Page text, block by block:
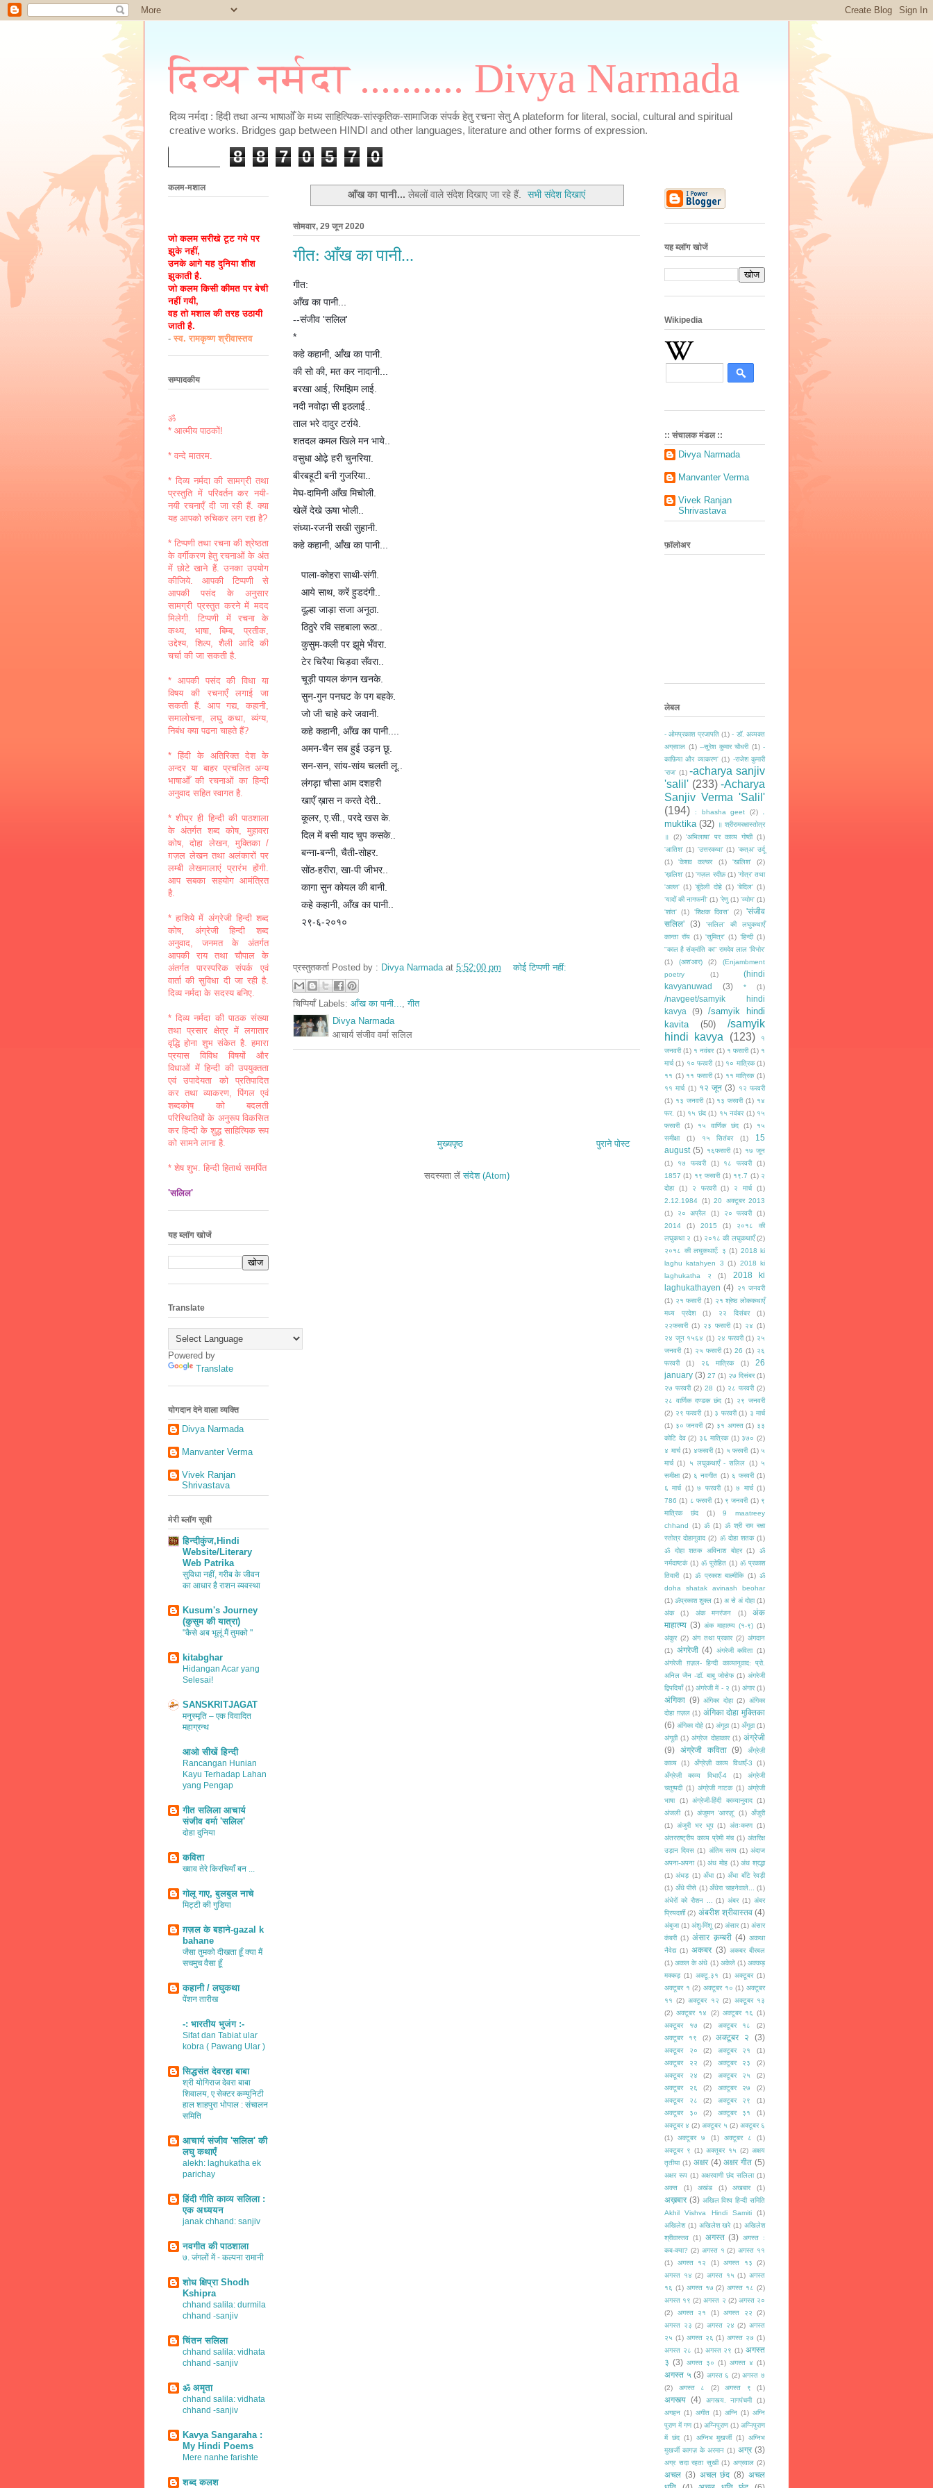
दिव्य नर्मदा .......... Divya Narmada
दिव्य नर्मदा : हिंदी तथा अन्य भाषाओँ के मध्य साहित्यिक-सांस्कृतिक-सामाजिक संपर्क हेतु रचना सेतु A plateform for literal, social, cultural and spiritual
creative works. Bridges gap between HINDI and other languages, literature and other forms of expression.
8 8 7 0 5 7 0
आँख का पानी... लेबलों वाले संदेश दिखाए जा रहे हैं. सभी संदेश दिखाएं
सोमवार, 29 जून 2020
गीत: आँख का पानी...
गीत:
आँख का पानी...
--संजीव 'सलिल'
*
कहे कहानी, आँख का पानी.
की सो की, मत कर नादानी...
बरखा आई, रिमझिम लाई.
नदी नवोढ़ा सी इठलाई..
ताल भरे दादुर टर्राये.
शतदल कमल खिले मन भाये..
वसुधा ओढ़े हरी चुनरिया.
बीरबहूटी बनी गुजरिया..
मेघ-दामिनी आँख मिचोली.
खेलें देखे ऊषा भोली..
संध्या-रजनी सखी सुहानी.
कहे कहानी, आँख का पानी...
पाला-कोहरा साथी-संगी.
आये साथ, करें हुडदंगी..
दूल्हा जाड़ा सजा अनूठा.
ठिठुरे रवि सहबाला रूठा..
कुसुम-कली पर झूमे भँवरा.
टेर चिरैया चिड़वा सँवरा..
चूड़ी पायल कंगन खनके.
सुन-गुन पनघट के पग बहके.
जो जी चाहे करे जवानी.
कहे कहानी, आँख का पानी....
अमन-चैन सब हुई उड़न छू.
सन-सन, सांय-सांय चलती लू..
लंगड़ा चौसा आम दशहरी
खाएँ ख़ास न करते देरी..
कूलर, ए.सी., परदे खस के.
दिल में बसी याद चुप कसके..
बन्ना-बन्नी, चैती-सोहर.
सोंठ-हरीरा, खा-पी जीभर..
कागा सुन कोयल की बानी.
कहे कहानी, आँख का पानी..
२९-६-२०१०
प्रस्तुतकर्ता Posted by : Divya Narmada at 5:52:00 pm कोई टिप्पणी नहीं:
चिप्पियाँ Labels: आँख का पानी...,गीत
Divya Narmada
आचार्य संजीव वर्मा सलिल
पुराने पोस्ट
मुख्यपृष्ठ
सदस्यता लेंसंदेश (Atom)
कलम-मशाल
जो कलम सरीखे टूट गये पर
झुके नहीं,
उनके आगे यह दुनिया शीश
झुकाती है.
जो कलम किसी कीमत पर बेची
नहीं गयी,
वह तो मशाल की तरह उठायी
जाती है.
- स्व. रामकृष्ण श्रीवास्तव
सम्पादकीय
ॐ
* आत्मीय पाठकों!
* वन्दे मातरम.
* दिव्य नर्मदा की सामग्री तथा
प्रस्तुति में परिवर्तन कर नयी-
नयी रचनाएँ दी जा रही हैं. क्या
यह आपको रुचिकर लग रहा है?
* टिप्पणी तथा रचना की श्रेष्ठता
के वर्गीकरण हेतु रचनाओं के अंत
में छोटे खाने हैं. उनका उपयोग
कीजिये. आपकी टिप्पणी से
आपकी पसंद के अनुसार
सामग्री प्रस्तुत करने में मदद
मिलेगी. टिप्पणी में रचना के
कथ्य, भाषा, बिम्ब, प्रतीक,
उद्देश्य, शिल्प, शैली आदि की
चर्चा की जा सकती है.
* आपकी पसंद की विधा या
विषय की रचनाएँ लगाई जा
सकती हैं. आप गद्य, कहानी,
समालोचना, लघु कथा, व्यंग्य,
निबंध क्या पढना चाहते हैं?
* हिंदी के अतिरिक्त देश के
अन्दर या बाहर प्रचलित अन्य
भाषाओँ की रचनाओं का हिन्दी
अनुवाद सहित स्वागत है.
* शीघ्र ही हिन्दी की पाठशाला
के अंतर्गत शब्द कोष, मुहावरा
कोष, दोहा लेखन, मुक्तिका /
ग़ज़ल लेखन तथा अलंकारों पर
लम्बी लेखमालाएं प्रारंभ होंगी.
आप सबका सहयोग आमंत्रित
है.
* हाशिये में अंग्रेजी हिन्दी शब्द
कोष, अंग्रेजी हिन्दी शब्द
अनुवाद, जनमत के अंतर्गत
आपकी राय तथा चौपाल के
अंतर्गत पारस्परिक संपर्क एवं
वार्ता की सुविधा दी जा रही है.
दिव्य नर्मदा के सदस्य बनिए.
* दिव्य नर्मदा की पाठक संख्या
तथा प्रसार क्षेत्र में लगातार
वृद्धि होना शुभ संकेत है. हमारा
प्रयास विविध विषयों और
विधाओं में हिन्दी की उपयुक्तता
एवं उपादेयता को प्रतिपादित
कर तथा व्याकरण, पिंगल एवं
शब्दकोष को बदलती
परिस्थितियों के अनुरूप विकसित
कर हिन्दी के शुद्ध साहित्यिक रूप
को सामने लाना है.
* शेष शुभ. हिन्दी हितार्थ समर्पित
'सलिल'
यह ब्लॉग खोजें
Translate
Powered by
Translate
योगदान देने वाला व्यक्ति
Divya Narmada
Manvanter Verma
Vivek Ranjan
Shrivastava
मेरी ब्लॉग सूची
हिन्दीकुंज,Hindi
Website/Literary
Web Patrika
सुविधा नहीं, गरीब के जीवन
का आधार है राशन व्यवस्था
Kusum's Journey
(कुसुम की यात्रा)
"कैसे अब भूलूं मैं तुमको "
kitabghar
Hidangan Acar yang
Selesai!
SANSKRITJAGAT
मनुस्मृति – एक विवादित
महाग्रन्थ
आओ सीखें हिन्दी
Rancangan Hunian
Kayu Terhadap Lahan
yang Pengap
गीत सलिला आचार्य
संजीव वर्मा 'सलिल'
दोहा दुनिया
कविता
ख्वाव तेरे किरचियाँ बन ...
गोलू गाए, बुलबुल नाचे
मिट्टी की गुडिया
ग़ज़ल के बहाने-gazal k
bahane
जैसा तुमको दीखता हूँ क्या मैं
सचमुच वैसा हूँ
कहानी / लघुकथा
पेंशन तारीख
-: भारतीय भुजंग :-
Sifat dan Tabiat ular
kobra ( Pawang Ular )
सिद्धसंत देवरहा बाबा
श्री योगिराज देवरा बाबा
शिवालय, ए सेक्टर कम्युनिटी
हाल शाहपुरा भोपाल : संचालन
समिति
आचार्य संजीव 'सलिल' की
लघु कथाएँ
alekh: laghukatha ek
parichay
हिंदी गीति काव्य सलिला :
एक अध्ययन
janak chhand: sanjiv
नवगीत की पाठशाला
७. जंगलों में - कल्पना रामानी
शोध क्षिप्रा Shodh
Kshipra
chhand salila: durmila
chhand -sanjiv
चिंतन सलिला
chhand salila: vidhata
chhand -sanjiv
ॐ अमृता
chhand salila: vidhata
chhand -sanjiv
Kavya Sangaraha :
My Hindi Poems
Mere nanhe farishte
शब्द कलश
यह ब्लॉग खोजें
Wikipedia
:: संचालक मंडल ::
Divya Narmada
Manvanter Verma
Vivek Ranjan
Shrivastava
फ़ॉलोअर
लेबल
- ओमप्रकाश प्रजापति (1) - डॉ. अव्यक्त
अग्रवाल (1) --सुरेश कुमार चौधरी (1) -
काफ़िया और व्याकरण' (1) -राजेश कुमारी
‘राज‘ (1) -acharya sanjiv
'salil' (233) -Acharya
Sanjiv Verma 'Salil'
(194)
: bhasha geet (2)
muktika (32)
॥ श्रीरामरक्षास्तोत्र
॥
(2) 'अभिलाषा' पर काव्य गोष्ठी (1)
'आतिश' (1) 'उत्तरकथा' (1) 'कत्अ' उर्दू
(1)
'केशव कल्चर (1) 'खलिश'
(2)
’ख़लिश' (1) 'गज़ल रदीफ़ (1) 'गोत्र' तथा
'अल्ल' (1) 'बुंदेली दोहे (1) 'बेदिल' (1)
‘यादों की नागफनी’ (1) 'रेणु (1) 'व्योम' (1)
'शांत' (1) 'शिक्षक दिवस' (2) 'संजीव
सलिल'
(3)
'सलिल' की लघुकथाएँ
कान्ता रॉय (1) 'सुमित्र' (1) ‘हिन्दी (1)
"काल है संक्रांति का" रामदेव लाल 'विभोर'
(1)
(अश'आर) (2)
(Enjambment
poetry
(1)
(hindi
kavyanuwad
(3) * (1)
/navgeet/samyik hindi
kavya
(9)
/samyik hindi
kavita
(50)
/samyik
hindi kavya
(123)
१
जनवरी (1) १ नवंबर (1) १ फरवरी (1) १
मार्च (1) १० फरवरी (1) १० मात्रिक (1)
११ (1) ११ फरवरी (1) ११ मात्रिक (1)
११ मार्च (1) १२ जून (3) १२ फरवरी
(1) १३ जनवरी (1) १३ फरवरी (1) १४
फर. (1) १५ छंद (1) १५ नवंबर (1) १५
फरवरी
(1) १५ वार्णिक छंद (1)
१५
समीक्षा
(1) १५ सितंबर (1)
15
august (5) १६फरवरी (1) १७ जून
(1)
१७ फरवरी (1) १८ फरवरी
(1)
1857 (1) १९ फरवरी (1) १९.7 (1) २
दोहा
(1) २ फरवरी (1) २ मार्च
(1)
2.12.1984 (1) 20 अक्टूबर 2013
(1)
२० अप्रैल (1) २० फरवरी
(1)
2014
(1) 2015 (1)
२०१८ की
लघुकथा २ (1) २०१८ की लघुकथाएँ (2)
२०१८ की लघुकथाएँ: ३ (1) 2018 ki
laghu katahyen 3 (1) 2018 ki
laghukatha २
(1)
2018 ki
laghukathayen (4) २१ जनवरी
(1) २१ फरवरी (1) २१ श्रेष्ठ लोककथाएँ
मध्य प्रदेश
(1) २२ दिसंबर
(1)
२२फरवरी (1) २३ फरवरी (1) २४ (1)
२४ जून १५६४ (1) २४ फरवरी (1) २५
जनवरी (1) २५ फरवरी (1) 26 (1) २६
फरवरी
(1) २६ मात्रिक (1)
26
january (3) 27 (1) २७ दिसंबर (1)
२७ फरवरी (2) 28 (1) २८ फरवरी (2)
२८ वार्णिक दण्डक छंद (1) २९ जनवरी
(2) २९ फरवरी (1) ३ फरवरी (1) ३ मार्च
(1) ३० जनवरी (2) ३१ अगस्त (1) ३३
कोटि देव (2) ३६ मात्रिक (1) ३७० (2)
४ मार्च (1) ४फरवरी (1) ५ फरवरी (1) ५
मार्च (1) ५ लघुकथाएँ - सलिल (1) ५
समीक्षा (2) ६ नवगीत (1) ६ फरवरी (1)
६ मार्च (1) ७ फरवरी (1) ७ मार्च (1)
786 (1) ८ फरवरी (1) ९ जनवरी (1) ९
मात्रिक छंद
(1)
9 maatreey
chhand (1) ॐ (1) ॐ श्री राम रक्षा
स्तोत्र दोहानुवाद (2) ॐ दोहा शतक (1)
ॐ दोहा शतक अविनाश बोहर
(1)
ॐ
नर्मदाष्टकं (1) ॐ पुरोहित (1) ॐ प्रकाश
तिवारी (1) ॐ प्रकाश बाल्मीकि (1) ॐ
doha shatak avinash beohar
(1) ॐप्रकाश शुक्ल (1) अ से अं दोहा (1)
अंक
(1) अंक मनरंजन (1)
अंक
माहात्म्य (3) अंक माहात्म्य (१-९) (1)
अंकुर (2) अंग तथा प्रकार (2) अंगदान
(1) अंगरेजी (4) अंगरेजी कविता (1)
अंगरेजी ग़ज़ल- हिन्दी काव्यानुवाद: प्रो.
अनिल जैन -डॉ. बाबु जोसेफ (1) अंगरेजी
द्विपदियाँ (1) अंगरेजी में - २ (1) अंगार (1)
अंगिका (9) अंगिका दोहा (2) अंगिका
दोहा ग़ज़ल (1) अंगिका दोहा मुक्तिका
(6) अंगिका दोहे (1) अंगूठा (1) अँगूठा (1)
अंगूठी (1) अंग्रेज दोहाकार (1) अंग्रेजी
(9)
अंग्रेजी कविता (9)
अँग्रेज़ी
काव्य (1) अँग्रेज़ी काव्य विधाएँ-3
(1)
अँग्रेज़ी काव्य विधाएँ-4
(1)
अंग्रेजी
चतुष्पदी (1) अंग्रेजी नाटक (1) अंग्रेजी
भाषा
(1) अंग्रेजी-हिंदी काव्यानुवाद (1)
अंजली (1) अंजुमन 'आरज़ू' (1) अँजुरी
(1) अंजुरी भर धूप (1) अंतःकरण (1)
अंतरराष्ट्रीय काव्य प्रेमी मंच (1) अंतरिक्ष
उड़ान दिवस (1) अंतिम सत्य (1) अंदाज
अपना-अपना (1) अंध मोह (1) अंध श्रद्धा
(1) अंधड़ (1) अँधा (1) अँधा बाँटे रेवड़ी
(1) अँधे पीसे (1) अँधेरा चाहनेवाले...
(1)
अंधेरों को रौशन ...
(1) अंबर (1) अंबर
प्रियदर्शी (2) अंबरीश श्रीवास्तव (4)
अंबुजा (1) अंशु-मिंशू (2) अंसार (1) अंसार
कंबरी (1) अंसार क़म्बरी (4) अकथा
नैवेद्य (1) अकबर (3) अकबर बीरबल
(1) अकल के अंधे (1) अकेले (1) अक्कड़
मक्कड़ (1) अक्टू.३१ (1) अक्टूबर (1)
अक्टूबर १ (2) अक्टूबर १० (1) अक्टूबर
११ (2) अक्टूबर १२ (2) अक्टूबर १३
(2) अक्टूबर १४ (2) अक्टूबर १६ (1)
अक्टूबर १७
(2) अक्टूबर १८
(2)
अक्टूबर १९
(2) अक्टूबर २ (3)
अक्टूबर २० (2) अक्टूबर २१
(1)
अक्टूबर २२
(2) अक्टूबर २३
(2)
अक्टूबर २४
(2) अक्टूबर २५
(2)
अक्टूबर २६
(2) अक्टूबर २७
(2)
अक्टूबर २८
(2) अक्टूबर २९
(1)
अक्टूबर ३०
(2) अक्टूबर ३१
(1)
अक्टूबर ४ (2) अक्टूबर ५ (2) अक्टूबर ६
(1)
अक्टूबर ७ (1) अक्टूबर ८
(1)
अक्टूबर ९ (1) अक्तूबर १५ (2) अक्षय
तृतीया (1) अक्षर (4) अक्षर गीत (5)
अक्षर रूप (1) अक्षरवाणी छंद सलिला (1)
अक्स
(1) अखंड (1) अखबार (1)
अख़बार (3) अखिल विश्व हिन्दी समिति
Akhil Vishva Hindi Samiti
(1)
अखिलेश (1) अखिलेश खरे (1) अखिलेश
श्रीवास्तव (1) अगस्त (3) अगस्त :
कब-क्या? (2) अगस्त १ (2) अगस्त ११
(1)
अगस्त १२ (1) अगस्त १३
(2)
अगस्त १४ (2) अगस्त १५ (1) अगस्त
१६ (1) अगस्त १७ (2) अगस्त १८ (2)
अगस्त १९ (2) अगस्त २ (2) अगस्त २०
(2)
अगस्त २१ (1) अगस्त २२
(2)
अगस्त २३ (2) अगस्त २४ (2) अगस्त
२५ (1) अगस्त २६ (1) अगस्त २७ (1)
अगस्त २८ (1) अगस्त २९ (1) अगस्त
३ (3) अगस्त ३० (1) अगस्त ४ (1)
अगस्त ५ (3) अगस्त ६ (2) अगस्त ७
(2)
अगस्त ८ (2) अगस्त ९ (1)
अगस्त्य (4) अगस्त्य. नागपंचमी
(1)
अगहन (1) अगीत (1) अग्नि (1) अग्नि
पुराण में गण (1) अग्निपुराण (1) अग्निपुराण
में छंद (1) अग्निभ मुखर्जी (1) अग्निभ
मुखर्जी कागज़ के अरमान (1) अग्र (3)
अग्र सदा रहता सुखी (1) अग्रवाल (2)
अचल (3) अचल छंद (8) अचल